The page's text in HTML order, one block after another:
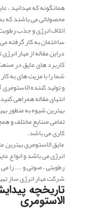
همانگونه که میدانید ،
محصولاتی می باشند که
اتلاف انرژی و جذب
ساختمان به کار گرفته
در‌این مقاله از مهار
کاربرد های عایق در
شما‌ را با مزیت های به
و تولید کننده
انتهای مقاله همراهی
بهترین شیوه به منظور
تمامی صنایع مختلف و
کاری می باشد.
عایق الاستومری بهترین
انرژی می باشد و انواع
رطوبتی ، صوتی و …. را می
شرکت مهار انرژی ساز
تاریخچه
الاستومری